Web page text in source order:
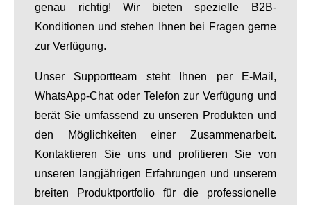
genau richtig! Wir bieten spezielle B2B-
Konditionen und stehen Ihnen bei Fragen gerne
zur Verfügung.
Unser Supportteam steht Ihnen per E-Mail,
WhatsApp-Chat oder Telefon zur Verfügung und
berät Sie umfassend zu unseren Produkten und
den Möglichkeiten einer Zusammenarbeit.
Kontaktieren Sie uns und profitieren Sie von
unseren langjährigen Erfahrungen und unserem
breiten Produktportfolio für die professionelle